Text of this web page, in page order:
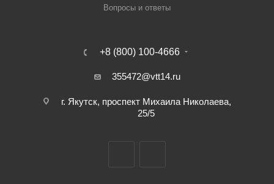
Вопросы и ответы
+8 (800) 100-4666
355472@vtt14.ru
г. Якутск, проспект Михаила Николаева,
25/5